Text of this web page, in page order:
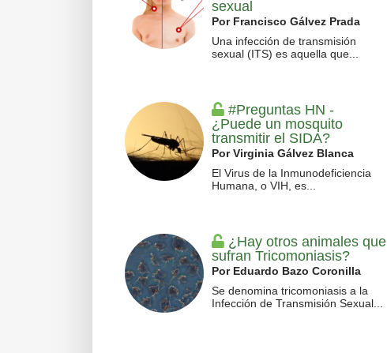
sexual
Por Francisco Gálvez Prada
Una infección de transmisión
sexual (ITS) es aquella que...
#Preguntas HN -
¿Puede un mosquito
transmitir el SIDA?
Por Virginia Gálvez Blanca
El Virus de la Inmunodeficiencia
Humana, o VIH, es...
¿Hay otros animales que
sufran Tricomoniasis?
Por Eduardo Bazo Coronilla
Se denomina tricomoniasis a la
Infección de Transmisión Sexual...